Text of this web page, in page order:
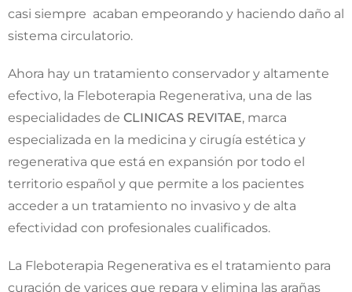
casi siempre acaban empeorando y haciendo daño al
sistema circulatorio.
Ahora hay un tratamiento conservador y altamente
efectivo, la Fleboterapia Regenerativa, una de las
especialidades de CLINICAS REVITAE, marca
especializada en la medicina y cirugía estética y
regenerativa que está en expansión por todo el
territorio español y que permite a los pacientes
acceder a un tratamiento no invasivo y de alta
efectividad con profesionales cualificados.
La Fleboterapia Regenerativa es el tratamiento para
curación de varices que repara y elimina las arañas